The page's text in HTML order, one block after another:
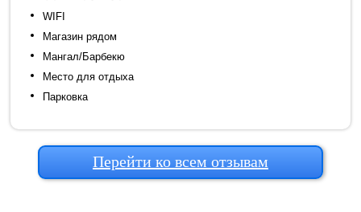
WIFI
Магазин рядом
Мангал/Барбекю
Место для отдыха
Парковка
Перейти ко всем отзывам